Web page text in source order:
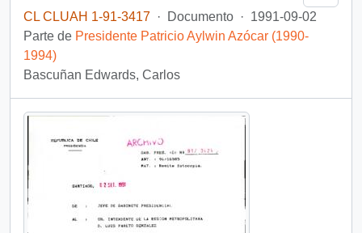
CL CLUAH 1-91-3417 · Documento · 1991-09-02
Parte de Presidente Patricio Aylwin Azócar (1990-
1994)
Bascuñan Edwards, Carlos